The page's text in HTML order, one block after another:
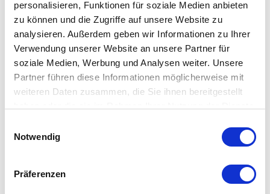
personalisieren, Funktionen für soziale Medien anbieten
zu können und die Zugriffe auf unsere Website zu
analysieren. Außerdem geben wir Informationen zu Ihrer
Verwendung unserer Website an unsere Partner für
soziale Medien, Werbung und Analysen weiter. Unsere
Partner führen diese Informationen möglicherweise mit
weiteren Daten zusammen, die Sie ihnen bereitgestellt
Notwendig
Präferenzen
Anschrift:
MEDIA light GmbH
Gerhardt-Katsch-Str. 1 /D-65191 Wiesbaden